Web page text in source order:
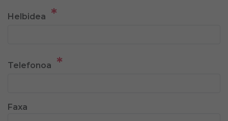
Helbidea *
Telefonoa *
Faxa